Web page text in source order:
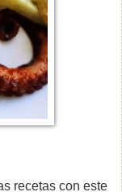
recetas con este